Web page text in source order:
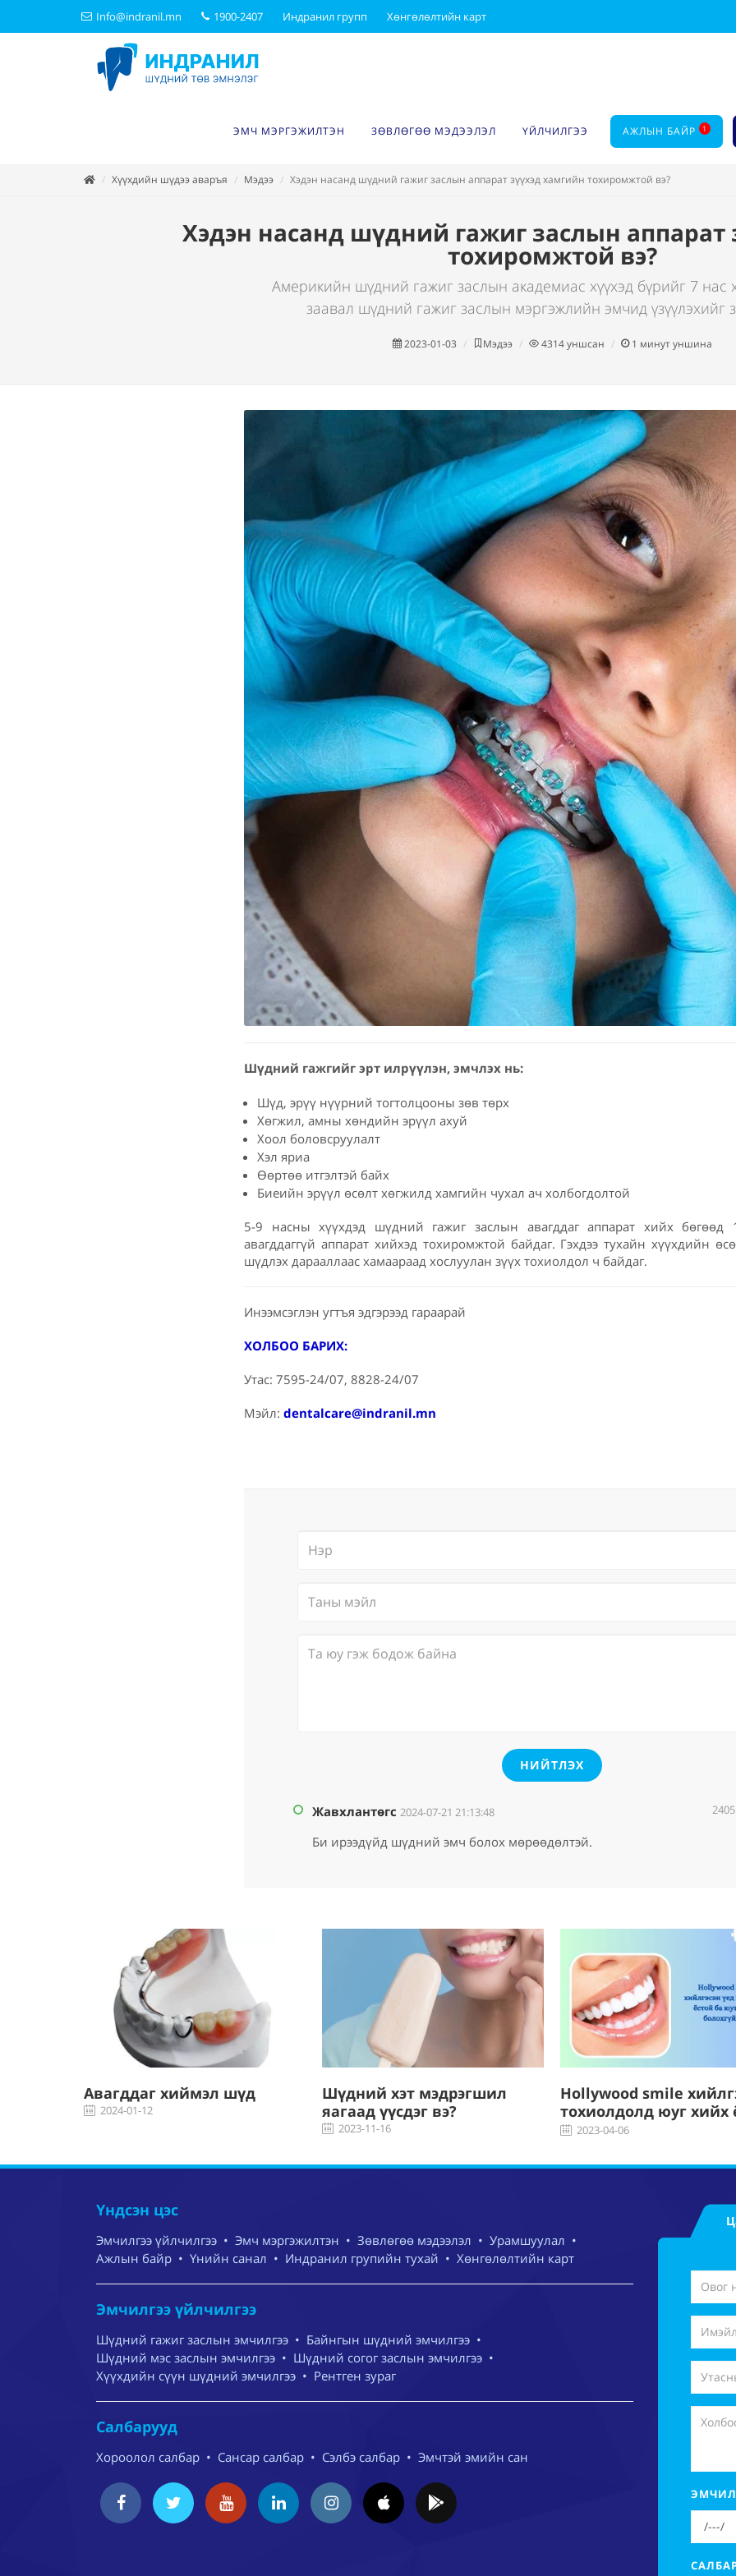
Info@indranil.mn 1900-2407 Индранил групп Хөнгөлөлтийн карт
ЭМЧ МЭРГЭЖИЛТЭН ЗӨВЛӨГӨӨ МЭДЭЭЛЭЛ ҮЙЛЧИЛГЭЭ АЖЛЫН БАЙР 1
Хүүхдийн шүдээ аваръя Мэдээ Хэдэн насанд шүдний гажиг заслын аппарат зүүхэд хамгийн тохиромжтой вэ?
Хэдэн насанд шүдний гажиг заслын аппарат
тохиромжтой вэ?
Америкийн шүдний гажиг заслын академиас хүүхэд бүрийг 7 нас
заавал шүдний гажиг заслын мэргэжлийн эмчид үзүүлэхийг
2023-01-03 Мэдээ 4314уншсан 1 минут уншина
Шүдний гажгийг эрт илрүүлэн, эмчлэх нь:
Шүд, эрүү нүүрний тогтолцооны зөв төрх
Хөгжил, амны хөндийн эрүүл ахуй
Хоол боловсруулалт
Хэл яриа
Өөртөө итгэлтэй байх
Биеийн эрүүл өсөлт хөгжилд хамгийн чухал ач холбогдолтой
5-9 насны хүүхдэд шүдний гажиг заслын авагддаг аппарат хийх бөгөөд
авагддаггүй аппарат хийхэд тохиромжтой байдаг. Гэхдээ тухайн хүүхдийн
шүдлэх дарааллаас хамаараад хослуулан зүүх тохиолдол ч байдаг.
Инээмсэглэн угтъя эдгэрээд гараарай
ХОЛБОО БАРИХ:
Утас: 7595-24/07, 8828-24/07
Мэйл: dentalcare@indranil.mn
НИЙТЛЭХ
Жавхлантөгс 2024-07-21 21:13:48
Би ирээдүйд шүдний эмч болох мөрөөдөлтэй.
Авагддаг хиймэл шүд
2024-01-12
Шүдний хэт мэдрэгшил
яагаад үүсдэг вэ?
2023-11-16
Hollywood smile
тохиолдолд юуг хийх
ба юуг хийж болохгүй
2023-04-06
Үндсэн цэс
Эмчилгээ үйлчилгээ • Эмч мэргэжилтэн • Зөвлөгөө мэдээлэл • Урамшуулал •
Ажлын байр • Үнийн санал • Индранил групийн тухай • Хөнгөлөлтийн карт
Эмчилгээ үйлчилгээ
Шүдний гажиг заслын эмчилгээ • Байнгын шүдний эмчилгээ •
Шүдний мэс заслын эмчилгээ • Шүдний согог заслын эмчилгээ •
Хүүхдийн сүүн шүдний эмчилгээ • Рентген зураг
Салбарууд
Хороолол салбар • Сансар салбар • Сэлбэ салбар • Эмчтэй эмийн сан